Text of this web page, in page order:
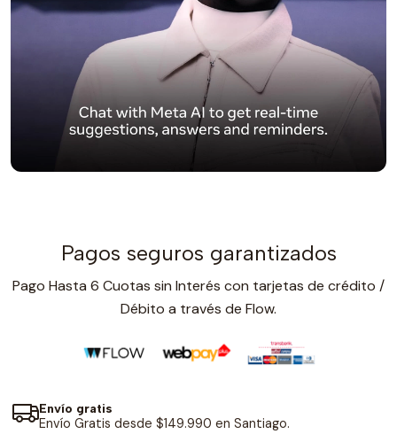
Pagos seguros garantizados
Pago Hasta 6 Cuotas sin Interés con tarjetas de crédito /
Débito a través de Flow.
Envío gratis
Envío Gratis desde $149.990 en Santiago.